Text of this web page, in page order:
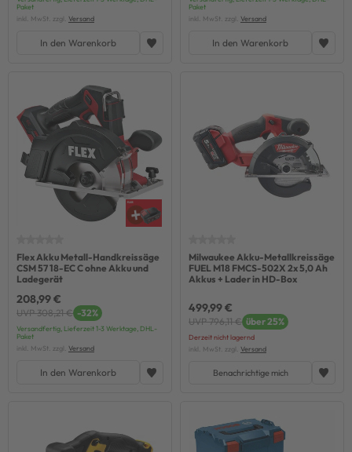
Paket
inkl. MwSt. zzgl. Versand
In den Warenkorb
Paket
inkl. MwSt. zzgl. Versand
In den Warenkorb
Flex Akku Metall-Handkreissäge
CSM 57 18-EC C ohne Akku und
Ladegerät
208,99 €
UVP 308,21 € -32%
Versandfertig, Lieferzeit 1-3 Werktage, DHL-
Paket
inkl. MwSt. zzgl. Versand
In den Warenkorb
Milwaukee Akku-Metallkreissäge
FUEL M18 FMCS-502X 2x 5,0 Ah
Akkus + Lader in HD-Box
499,99 €
UVP 796,11 € über 25%
Derzeit nicht lagernd
inkl. MwSt. zzgl. Versand
Benachrichtige mich